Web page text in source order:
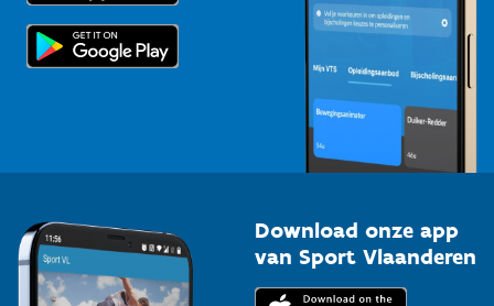
Topsporters
Download onze app
van Sport Vlaanderen